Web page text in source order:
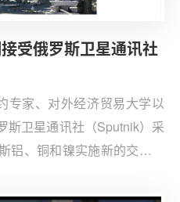
受俄罗斯卫星通讯社
专家、对外经济贸易大学以
斯卫星通讯社（Sputnik）采
、铜和镍实施新的交易限